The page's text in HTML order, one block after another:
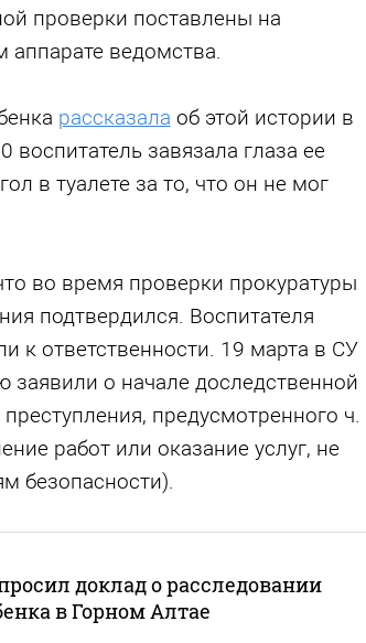
проверки поставлены на
аппарате ведомства.
рассказала об этой истории в
воспитатель завязала глаза ее
в туалете за то, что он не мог
во время проверки прокуратуры
подтвердился. Воспитателя
к ответственности. 19 марта в СУ
о начале доследственной
предусмотренного ч.
работ или оказание услуг, не
безопасности).
доклад о расследовании
в Горном Алтае